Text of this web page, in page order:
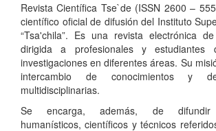
Revista Científica Tse`de (ISSN 2600 –
científico oficial de difusión del Instituto
“Tsa'chila”. Es una revista electrónica
dirigida a profesionales y estudiantes
investigaciones en diferentes áreas. Su
intercambio de conocimientos y
multidisciplinarias.
Se encarga, además, de difundir
humanísticos, científicos y técnicos